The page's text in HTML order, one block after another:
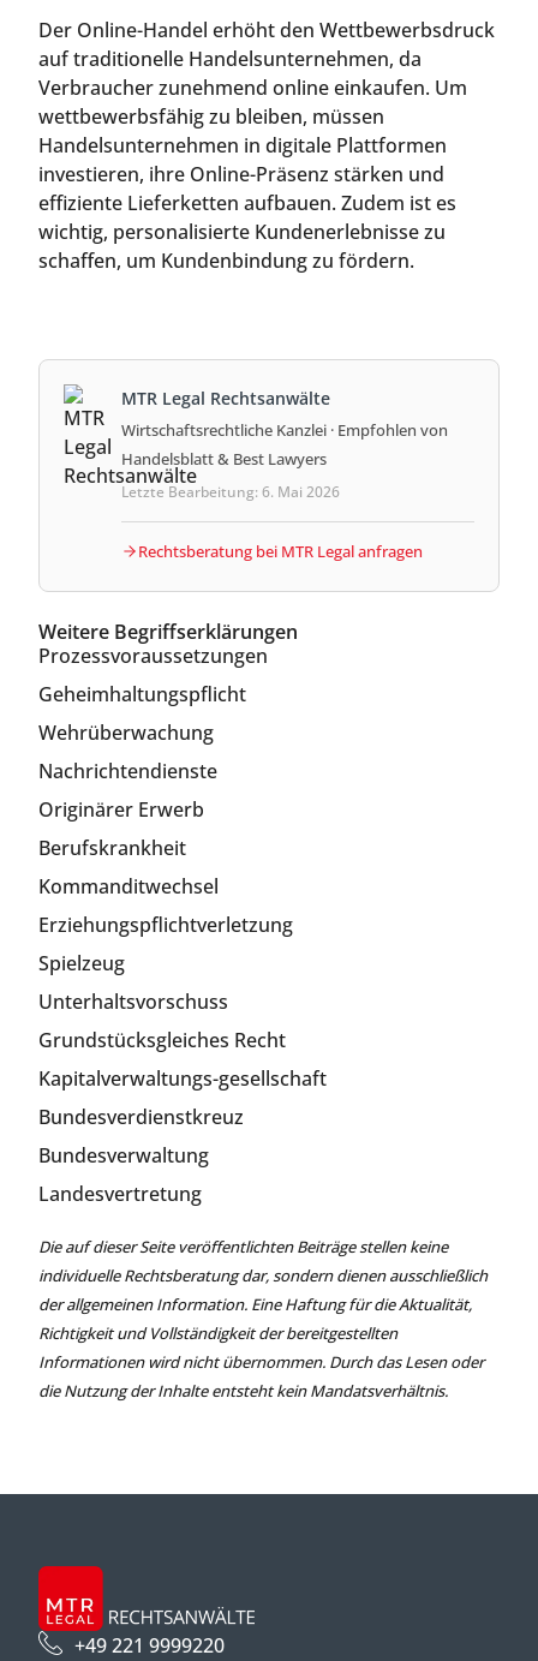
Der Online-Handel erhöht den Wettbewerbsdruck
auf traditionelle Handelsunternehmen, da
Verbraucher zunehmend online einkaufen. Um
wettbewerbsfähig zu bleiben, müssen
Handelsunternehmen in digitale Plattformen
investieren, ihre Online-Präsenz stärken und
effiziente Lieferketten aufbauen. Zudem ist es
wichtig, personalisierte Kundenerlebnisse zu
schaffen, um Kundenbindung zu fördern.
MTR Legal Rechtsanwälte
Wirtschaftsrechtliche Kanzlei · Empfohlen von
Handelsblatt & Best Lawyers
Letzte Bearbeitung: 6. Mai 2026
Rechtsberatung bei MTR Legal anfragen
Weitere Begriffserklärungen
Prozessvoraussetzungen
Geheimhaltungspflicht
Wehrüberwachung
Nachrichtendienste
Originärer Erwerb
Berufskrankheit
Kommanditwechsel
Erziehungspflichtverletzung
Spielzeug
Unterhaltsvorschuss
Grundstücksgleiches Recht
Kapitalverwaltungs-gesellschaft
Bundesverdienstkreuz
Bundesverwaltung
Landesvertretung
Die auf dieser Seite veröffentlichten Beiträge stellen keine
individuelle Rechtsberatung dar, sondern dienen ausschließlich
der allgemeinen Information. Eine Haftung für die Aktualität,
Richtigkeit und Vollständigkeit der bereitgestellten
Informationen wird nicht übernommen. Durch das Lesen oder
die Nutzung der Inhalte entsteht kein Mandatsverhältnis.
+49 221 9999220